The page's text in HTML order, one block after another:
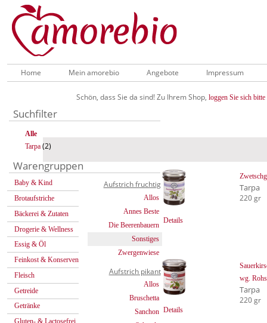
Home Mein amorebio Angebote Impressum
Schön, dass Sie da sind! Zu Ihrem Shop, loggen Sie sich bitte
Suchfilter
Alle
Tarpa (2)
Warengruppen
Baby & Kind
Brotaufstriche
Bäckerei & Zutaten
Drogerie & Wellness
Essig & Öl
Feinkost & Konserven
Fleisch
Getreide
Getränke
Gluten- & Lactosefrei
Aufstrich fruchtig
Allos
Annes Beste
Die Beerenbauern
Sonstiges
Zwergenwiese
Aufstrich pikant
Allos
Bruschetta
Sanchon
Details
Tarpa
220 gr
Details
wg.
Tarpa
220 gr